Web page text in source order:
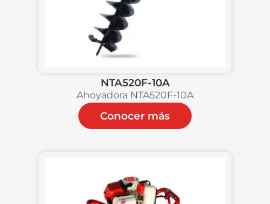
NTA520F-10A
Ahoyadora NTA520F-10A
Conocer más